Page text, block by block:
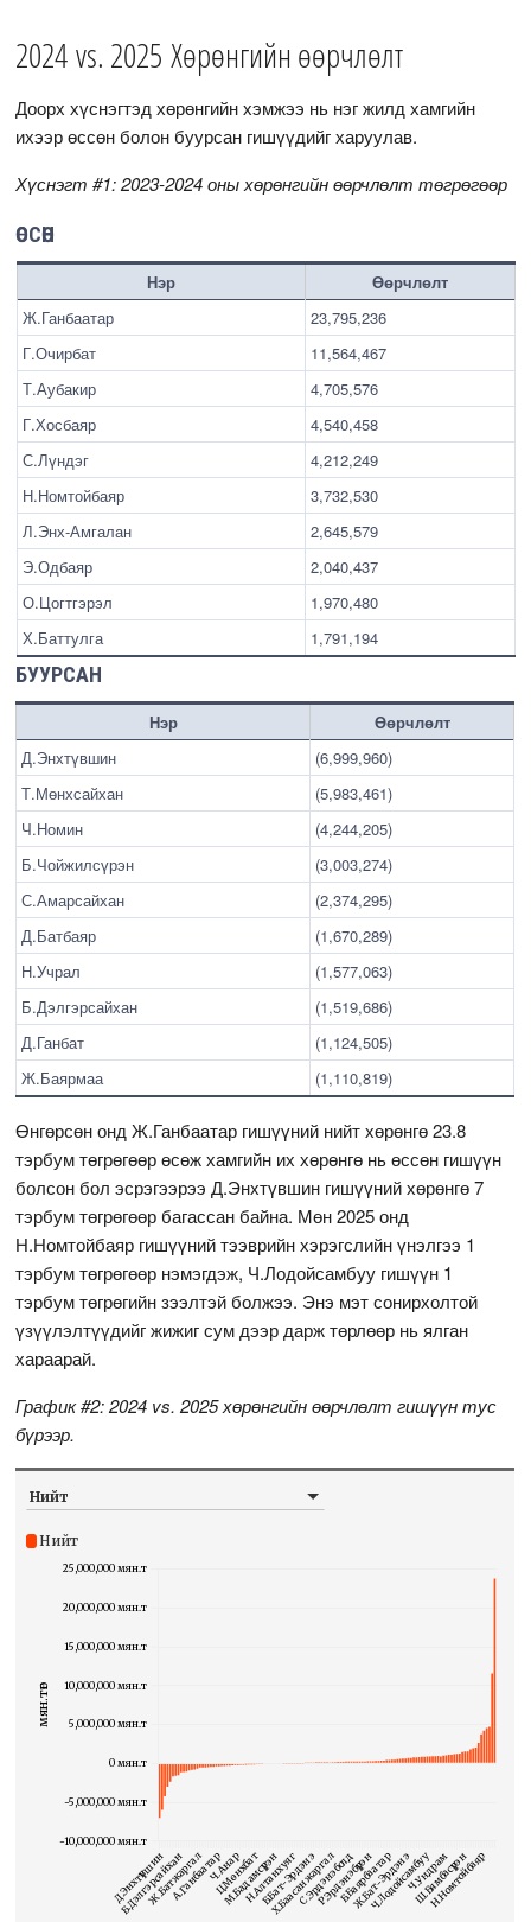
2024 vs. 2025 Хөрөнгийн өөрчлөлт
Доорх хүснэгтэд хөрөнгийн хэмжээ нь нэг жилд хамгийн
ихээр өссөн болон буурсан гишүүдийг харуулав.
Хүснэгт #1: 2023-2024 оны хөрөнгийн өөрчлөлт төгрөгөөр
ӨССӨН
Нэр
Өөрчлөлт
Ж.Ганбаатар
23,795,236
Г.Очирбат
11,564,467
Т.Аубакир
4,705,576
Г.Хосбаяр
4,540,458
С.Лүндэг
4,212,249
Н.Номтойбаяр
3,732,530
Л.Энх-Амгалан
2,645,579
Э.Одбаяр
2,040,437
О.Цогтгэрэл
1,970,480
Х.Баттулга
1,791,194
БУУРСАН
Нэр
Өөрчлөлт
Д.Энхтүвшин
(6,999,960)
Т.Мөнхсайхан
(5,983,461)
Ч.Номин
(4,244,205)
Б.Чойжилсүрэн
(3,003,274)
С.Амарсайхан
(2,374,295)
Д.Батбаяр
(1,670,289)
Н.Учрал
(1,577,063)
Б.Дэлгэрсайхан
(1,519,686)
Д.Ганбат
(1,124,505)
Ж.Баярмаа
(1,110,819)
Өнгөрсөн онд Ж.Ганбаатар гишүүний нийт хөрөнгө 23.8
тэрбум төгрөгөөр өсөж хамгийн их хөрөнгө нь өссөн гишүүн
болсон бол эсрэгээрээ Д.Энхтүвшин гишүүний хөрөнгө 7
тэрбум төгрөгөөр багассан байна. Мөн 2025 онд
Н.Номтойбаяр гишүүний тээврийн хэрэгслийн үнэлгээ 1
тэрбум төгрөгөөр нэмэгдэж, Ч.Лодойсамбуу гишүүн 1
тэрбум төгрөгийн зээлтэй болжээ. Энэ мэт сонирхолтой
үзүүлэлтүүдийг жижиг сум дээр дарж төрлөөр нь ялган
хараарай.
График #2: 2024 vs. 2025 хөрөнгийн өөрчлөлт гишүүн тус
бүрээр.